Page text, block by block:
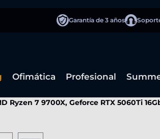
Garantía de 3 años
Ofimática Profesional
Ryzen 7 9700X, Geforce RTX 5060Ti